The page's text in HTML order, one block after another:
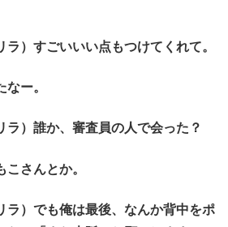
ラ）すごいいい点もつけてくれて。
なー。
ラ）誰か、審査員の人で会った？
こさんとか。
ラ）でも俺は最後、なんか背中をポ